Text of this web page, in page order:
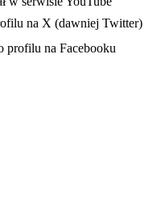
karcie
na X (dawniej Twitter)
karcie
profilu na Facebooku